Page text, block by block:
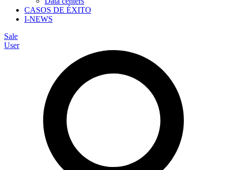
CASOS DE ÉXITO
I-NEWS
Sale
User